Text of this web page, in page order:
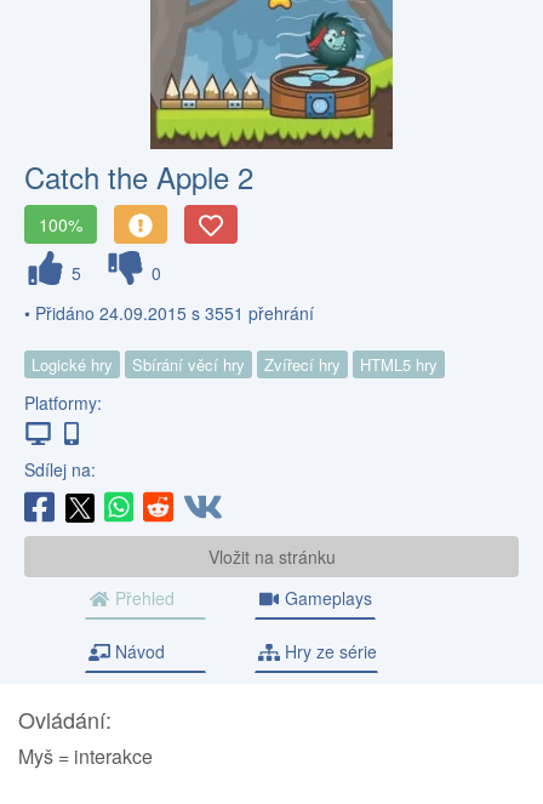
Catch the Apple 2
100%
5
0
• Přidáno 24.09.2015 s 3551 přehrání
Logické hry Sbírání věcí hry Zvířecí hry HTML5 hry
Platformy:
Sdílej na:
Vložit na stránku
Přehled
Gameplays
Návod Hry ze série
Ovládání:
Myš = interakce